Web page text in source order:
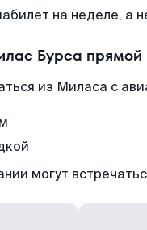
на неделе, а
Бурса
из Миласа с
могут